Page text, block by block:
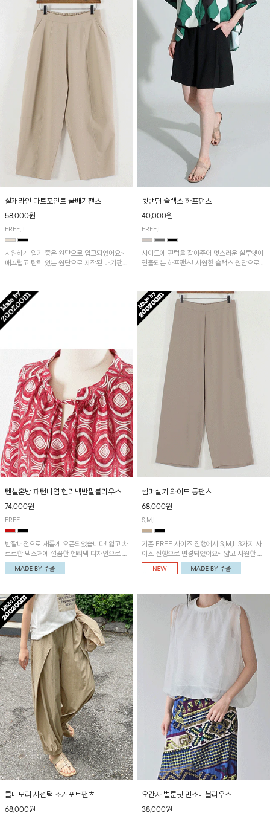
절개라인 다트포인트 쿨배기팬츠
58,000원
FREE, L
시원하게 입기 좋은 원단으로 입고되었어요~
매끄럽고 탄력 있는 원단으로 제작된 배기팬츠
뒷밴딩 슬랙스 하프팬츠
40,000원
FREE,L
사이드에 핀턱을 잡아주어 멋스러운 실루엣이
연출되는 하프팬츠! 시원한 슬랙스 원단으로
텐셀혼방 패턴나염 헨리넥반팔블라우스
74,000원
FREE
반팔버전으로 새롭게 오픈되었습니다! 얇고 차
르르한 텍스처에 깔끔한 헨리넥 디자인으로 제
작된 블라우스예요~볼륨감있는 소매 셔링과
세련된 나염패턴으로 유니크한 매력 UP!
썸머실키 와이드 통팬츠
68,000원
S,M,L
기존 FREE 사이즈 진행에서 S,M,L 3가지 사
이즈 진행으로 변경되었어요~ 얇고 시원한 원
단으로 제작된 와이드팬츠! 베이직한 디자인으
로 코디 활용도가 높은 아이템이에요~
쿨메모리 사선턱 조거포트팬츠
68,000원
오간자 벌룬핏 민소매블라우스
38,000원